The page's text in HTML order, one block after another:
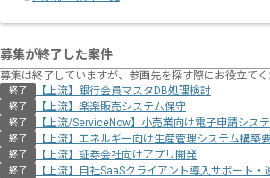
募集が終了した案件
募集は終了していますが、参画先を探す際にお役立て
終了 【上流】銀行会員マスタDB処理検討
終了 【上流】楽楽販売システム保守
終了 【上流/ServiceNow】小売業向け電子申請シス
終了 【上流】エネルギー向け生産管理システム構築
終了 【上流】証券会社向けアプリ開発
終了 【上流】自社SaaSクライアント導入サポート・